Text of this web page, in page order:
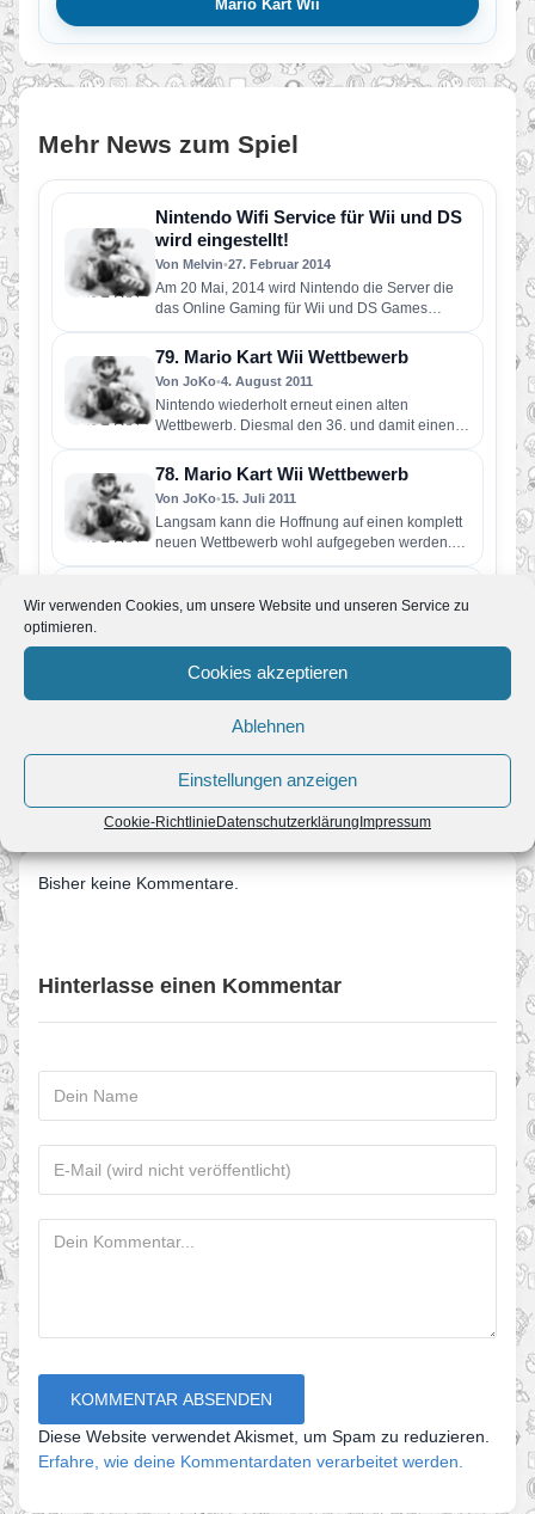
Wir verwenden Cookies, um unsere Website und unseren Service zu
optimieren.
Cookies akzeptieren
Ablehnen
Einstellungen anzeigen
Cookie-RichtlinieDatenschutzerklärungImpressum
Mario Kart Wii
Mehr News zum Spiel
Nintendo Wifi Service für Wii und DS
wird eingestellt!
Von Melvin•27. Februar 2014
Am 20 Mai, 2014 wird Nintendo die Server die
das Online Gaming für Wii und DS Games
ermöglichen abstellen!…
79. Mario Kart Wii Wettbewerb
Von JoKo•4. August 2011
Nintendo wiederholt erneut einen alten
Wettbewerb. Diesmal den 36. und damit einen
relativ einfachen. Aufgabe ist es, durch…
78. Mario Kart Wii Wettbewerb
Von JoKo•15. Juli 2011
Langsam kann die Hoffnung auf einen komplett
neuen Wettbewerb wohl aufgegeben werden.
Aufgabe diesmal ist es 3 Runden…
Von JoKo•2. Juli 2011
Festung zu fahren. Dabei…
← Wettbewerbsende
Bisher keine Kommentare.
Hinterlasse einen Kommentar
Diese Website verwendet Akismet, um Spam zu reduzieren.
Erfahre, wie deine Kommentardaten verarbeitet werden.